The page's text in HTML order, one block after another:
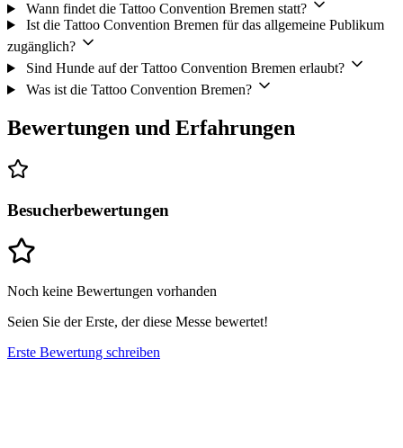
Wann findet die Tattoo Convention Bremen statt?
Ist die Tattoo Convention Bremen für das allgemeine Publikum
zugänglich?
Sind Hunde auf der Tattoo Convention Bremen erlaubt?
Was ist die Tattoo Convention Bremen?
Bewertungen und Erfahrungen
Besucherbewertungen
Noch keine Bewertungen vorhanden
Seien Sie der Erste, der diese Messe bewertet!
Erste Bewertung schreiben